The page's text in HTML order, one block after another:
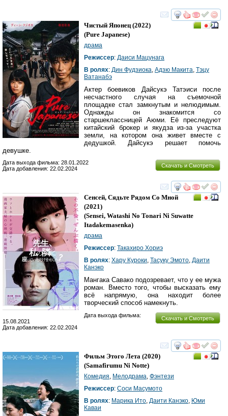
смотреть
Чистый Японец (2022)
(Pure Japanese)
драма
Режиссер: Даиси Мацунага
В ролях: Дин Фудзиока Адзю Макита Тэцу
Ватанабэ
Актер боевиков Дайсукэ Татэиси после
несчастного случая на съемочной
площадке стал замкнутым и нелюдимым.
Однажды он знакомится со
старшеклассницей Аюми. Её преследуют
китайский брокер и якудза из-за участка
земли, на котором она живет вместе с
дедушкой. Дайсукэ решает помочь
девушке.
Скачать и Смотреть
Дата выхода фильма: 28.01.2022
Дата добавления: 22.02.2024
смотреть
Сенсей, Сядьте Рядом Со Мной
(2021)
(Sensei, Watashi No Tonari Ni Suwatte
Itadakemasenka)
драма
Режиссер: Такахиро Хориэ
В ролях: Хару Куроки, Тасуку Эмото, Даити
Канэко
Мангака Савако подозревает, что у ее мужа
роман. Вместо того, чтобы высказать ему
всё напрямую, она находит более
творческий способ намекнуть.
Скачать и Смотреть
Дата выхода фильма:
15.08.2021
Дата добавления: 22.02.2024
смотреть
Фильм Этого Лета (2020)
(Samafirumu Ni Notte)
Комедия, Мелодрама, Фэнтези
Режиссер: Соси Масумото
В ролях: Марика Ито, Даити Канэко, Юми
Каваи